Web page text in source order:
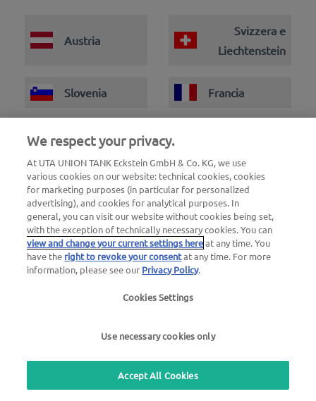
Austria
Svizzera e
Liechtenstein
Slovenia Francia
Numero di emergenza guasti
00800 - 88 27 37 84 (gratuito)
We respect your privacy.
At UTA UNION TANK Eckstein GmbH & Co. KG, we use
various cookies on our website: technical cookies, cookies
for marketing purposes (in particular for personalized
advertising), and cookies for analytical purposes. In
general, you can visit our website without cookies being set,
with the exception of technically necessary cookies. You can
view and change your current settings hereat any time. You
have the right to revoke your consentat any time. For more
information, please see our Privacy Policy.
Cookies Settings
Use necessary cookies only
Accept All Cookies